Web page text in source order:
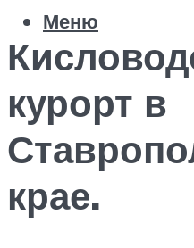
Меню
курорт в
крае.